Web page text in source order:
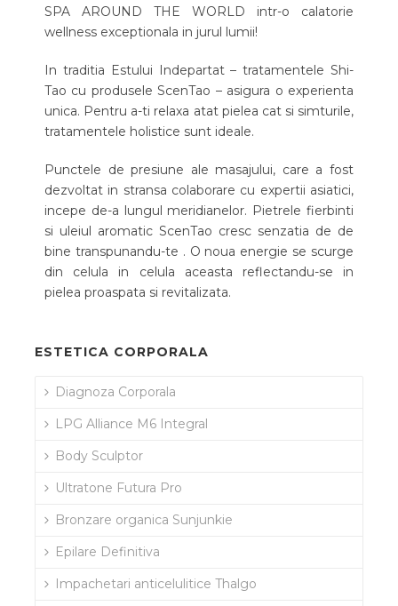
SPA AROUND THE WORLD intr-o calatorie
wellness exceptionala in jurul lumii!
In traditia Estului Indepartat – tratamentele Shi-
Tao cu produsele ScenTao – asigura o experienta
unica. Pentru a-ti relaxa atat pielea cat si simturile,
tratamentele holistice sunt ideale.
Punctele de presiune ale masajului, care a fost
dezvoltat in stransa colaborare cu expertii asiatici,
incepe de-a lungul meridianelor. Pietrele fierbinti
si uleiul aromatic ScenTao cresc senzatia de de
bine transpunandu-te . O noua energie se scurge
din celula in celula aceasta reflectandu-se in
pielea proaspata si revitalizata.
ESTETICA CORPORALA
Diagnoza Corporala
LPG Alliance M6 Integral
Body Sculptor
Ultratone Futura Pro
Bronzare organica Sunjunkie
Epilare Definitiva
Impachetari anticelulitice Thalgo